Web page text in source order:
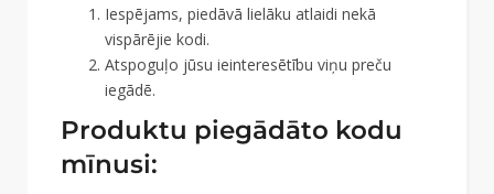
Iespējams, piedāvā lielāku atlaidi nekā
vispārējie kodi.
Atspoguļo jūsu ieinteresētību viņu preču
iegādē.
Produktu piegādāto kodu
mīnusi: